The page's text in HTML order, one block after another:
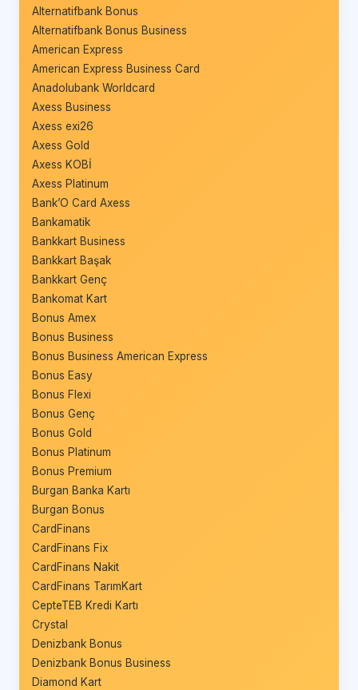
Alternatifbank Bonus
Alternatifbank Bonus Business
American Express
American Express Business Card
Anadolubank Worldcard
Axess Business
Axess exi26
Axess Gold
Axess KOBİ
Axess Platinum
Bank’O Card Axess
Bankamatik
Bankkart Business
Bankkart Başak
Bankkart Genç
Bankomat Kart
Bonus Amex
Bonus Business
Bonus Business American Express
Bonus Easy
Bonus Flexi
Bonus Genç
Bonus Gold
Bonus Platinum
Bonus Premium
Burgan Banka Kartı
Burgan Bonus
CardFinans
CardFinans Fix
CardFinans Nakit
CardFinans TarımKart
CepteTEB Kredi Kartı
Crystal
Denizbank Bonus
Denizbank Bonus Business
Diamond Kart